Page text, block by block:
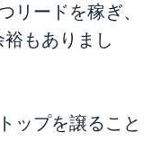
リードを稼ぎ、
もありまし
ップを譲ること